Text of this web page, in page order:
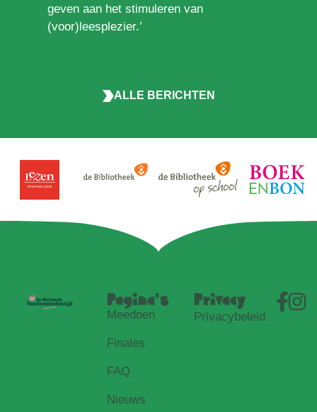
geven aan het stimuleren van
(voor)leesplezier.’
ALLE BERICHTEN
Pagina's
Meedoen
Finales
FAQ
Nieuws
Privacy
Privacybeleid